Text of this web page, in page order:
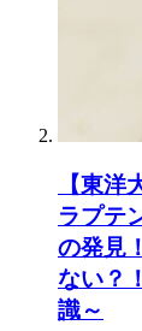
【東洋
ラプテ
の発見
ない？
識～